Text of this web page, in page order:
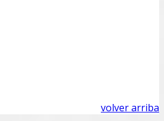
volver arriba